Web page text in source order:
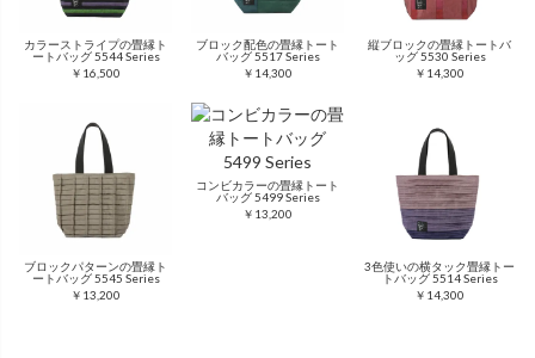
カラーストライプの畳縁ト
ートバッグ 5544 Series
￥16,500
ブロック配色の畳縁トート
バッグ 5517 Series
￥14,300
縦ブロックの畳縁トートバ
ッグ 5530 Series
￥14,300
ブロックパターンの畳縁ト
ートバッグ 5545 Series
￥13,200
コンビカラーの畳縁トート
バッグ 5499 Series
￥13,200
3色使いの横タック畳縁トー
トバッグ 5514 Series
￥14,300